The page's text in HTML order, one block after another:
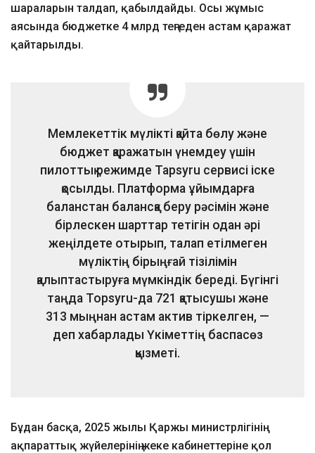
шараларын талдап, қабылдайды. Осы жұмыс
аясында бюджетке 4 млрд теңгеден астам қаражат
қайтарылды.
Мемлекеттік мүлікті қайта бөлу және
бюджет қаражатын үнемдеу үшін
пилоттық режимде Tapsyru сервисі іске
қосылды. Платформа ұйымдарға
баланстан балансқа беру рәсімін және
бірлескен шарттар тетігін одан әрі
жеңілдете отырып, талап етілмеген
мүліктің бірыңғай тізілімін
қалыптастыруға мүмкіндік береді. Бүгінгі
таңда Topsyru-да 721 қатысушы және
313 мыңнан астам актив тіркелген, —
деп хабарлады Үкіметтің баспасөз
қызметі.
Бұдан басқа, 2025 жылы Қаржы министрлігінің
ақпараттық жүйелерінің жеке кабинеттеріне қол